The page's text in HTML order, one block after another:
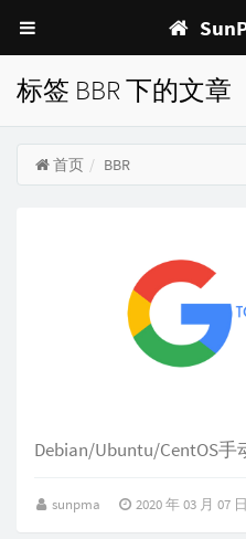
标签 BBR 下的文章
首页 BBR
sunpma 2020 年 03 月 07 日